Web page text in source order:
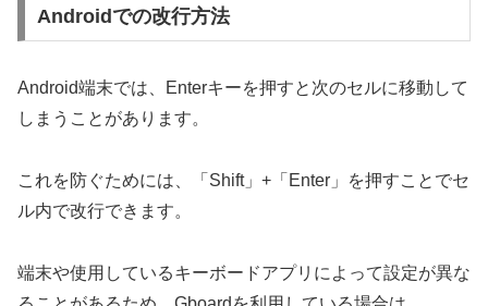
Androidでの改行方法
Android端末では、Enterキーを押すと次のセルに移動して
しまうことがあります。
これを防ぐためには、「Shift」+「Enter」を押すことでセ
ル内で改行できます。
端末や使用しているキーボードアプリによって設定が異な